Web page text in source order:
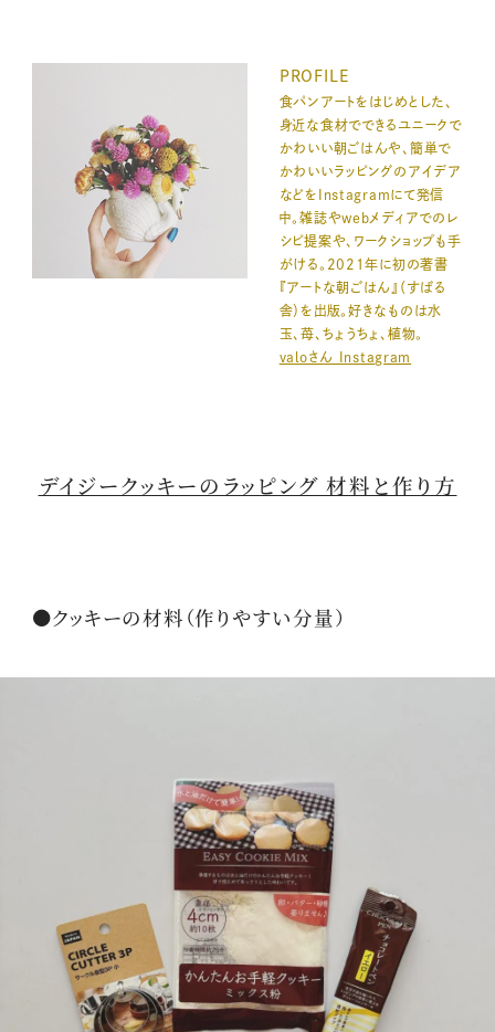
PROFILE
食パンアートをはじめとした、
身近な食材でできるユニークで
かわいい朝ごはんや、簡単で
かわいいラッピングのアイデア
などをInstagramにて発信
中。雑誌やwebメディアでのレ
シピ提案や、ワークショップも手
がける。2021年に初の著書
『アートな朝ごはん』（すばる
舎）を出版。好きなものは水
玉、苺、ちょうちょ、植物。
valoさん Instagram
デイジークッキーのラッピング 材料と作り方
●クッキーの材料（作りやすい分量）